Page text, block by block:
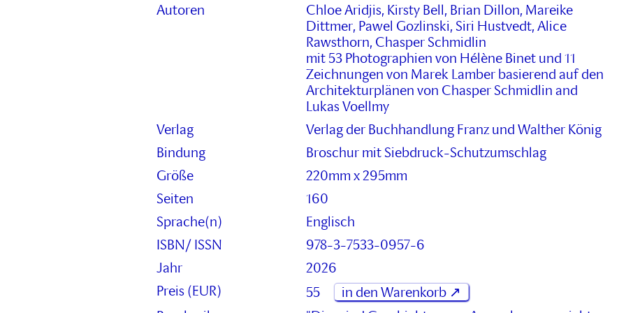
Autoren
Chloe Aridjis, Kirsty Bell, Brian Dillon, Mareike
Dittmer, Pawel Gozlinski, Siri Hustvedt, Alice
Rawsthorn, Chasper Schmidlin
mit 53 Photographien von Hélène Binet und 11
Zeichnungen von Marek Lamber basierend auf den
Architekturplänen von Chasper Schmidlin and
Lukas Voellmy
Verlag
Verlag der Buchhandlung Franz und Walther König
Bindung
Broschur mit Siebdruck-Schutzumschlag
Größe
220mm x 295mm
Seiten
160
Sprache(n)
Englisch
ISBN/ ISSN
978-3-7533-0957-6
Jahr
2026
Preis (EUR)
55
in den Warenkorb ↗